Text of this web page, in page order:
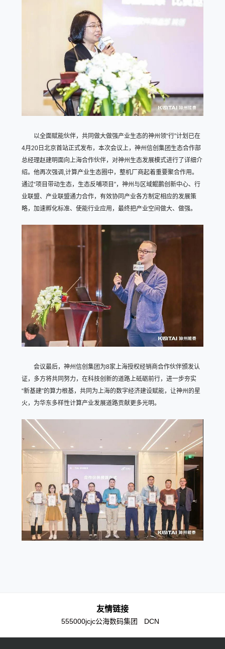
以全面赋能伙伴，共同做大做强产业生态的神州领“行”计划已在
4月20日北京首站正式发布，本次会议上，神州信创集团生态合作部
总经理赵建明面向上海合作伙伴，对神州生态发展模式进行了详细介
绍。他再次强调,计算产业生态圈中，整机厂商起着重要聚合作用。
通过“项目带动生态，生态反哺项目”，神州与区域鲲鹏创新中心、行
业联盟、产业联盟通力合作，有效协同产业各方制定相应的发展策
略，加速孵化标准、使能行业应用，最终把产业空间做大、做强。
会议最后，神州信创集团为8家上海授权经销商合作伙伴颁发认
证，多方将共同努力，在科技创新的道路上砥砺前行，进一步夯实
“新基建”的算力根基，共同为上海的数字经济建设赋能，让神州的星
火，为华东多样性计算产业发展道路贡献更多光明。
友情链接
555000jcjc公海数码集团 DCN